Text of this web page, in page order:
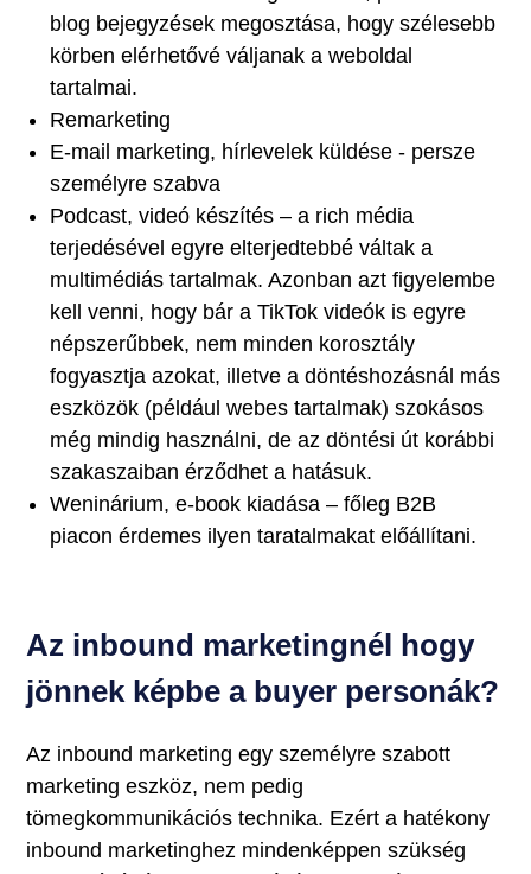
blog bejegyzések megosztása, hogy szélesebb
körben elérhetővé váljanak a weboldal
tartalmai.
Remarketing
E-mail marketing, hírlevelek küldése - persze
személyre szabva
Podcast, videó készítés – a rich média
terjedésével egyre elterjedtebbé váltak a
multimédiás tartalmak. Azonban azt figyelembe
kell venni, hogy bár a TikTok videók is egyre
népszerűbbek, nem minden korosztály
fogyasztja azokat, illetve a döntéshozásnál más
eszközök (például webes tartalmak) szokásos
még mindig használni, de az döntési út korábbi
szakaszaiban érződhet a hatásuk.
Weninárium, e-book kiadása – főleg B2B
piacon érdemes ilyen taratalmakat előállítani.
Az inbound marketingnél hogy
jönnek képbe a buyer personák?
Az inbound marketing egy személyre szabott
marketing eszköz, nem pedig
tömegkommunikációs technika. Ezért a hatékony
inbound marketinghez mindenképpen szükség